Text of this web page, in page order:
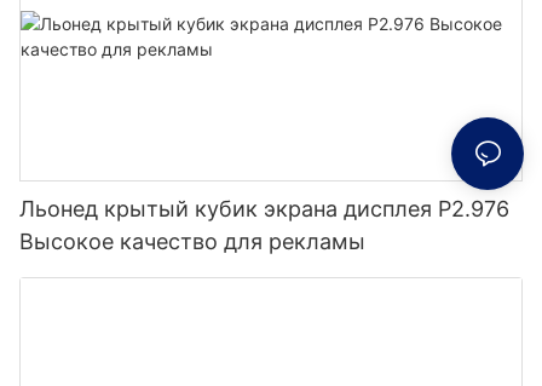
Льонед крытый кубик экрана дисплея P2.976
Высокое качество для рекламы